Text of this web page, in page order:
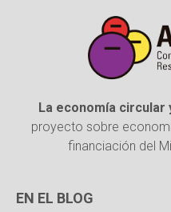
La economía circular
proyecto sobre
financiación del
EN EL BLOG